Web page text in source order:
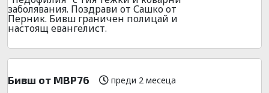
заболявания. Поздрави от Сашко от
Перник. Бивш граничен полицай и
настоящ евангелист.
Бивш от МВР76 преди 2 месеца